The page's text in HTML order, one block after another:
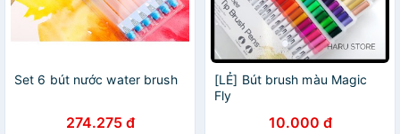
Set 6 bút nước water brush
274.275 đ
[LẺ] Bút brush màu Magic
Fly
10.000 đ